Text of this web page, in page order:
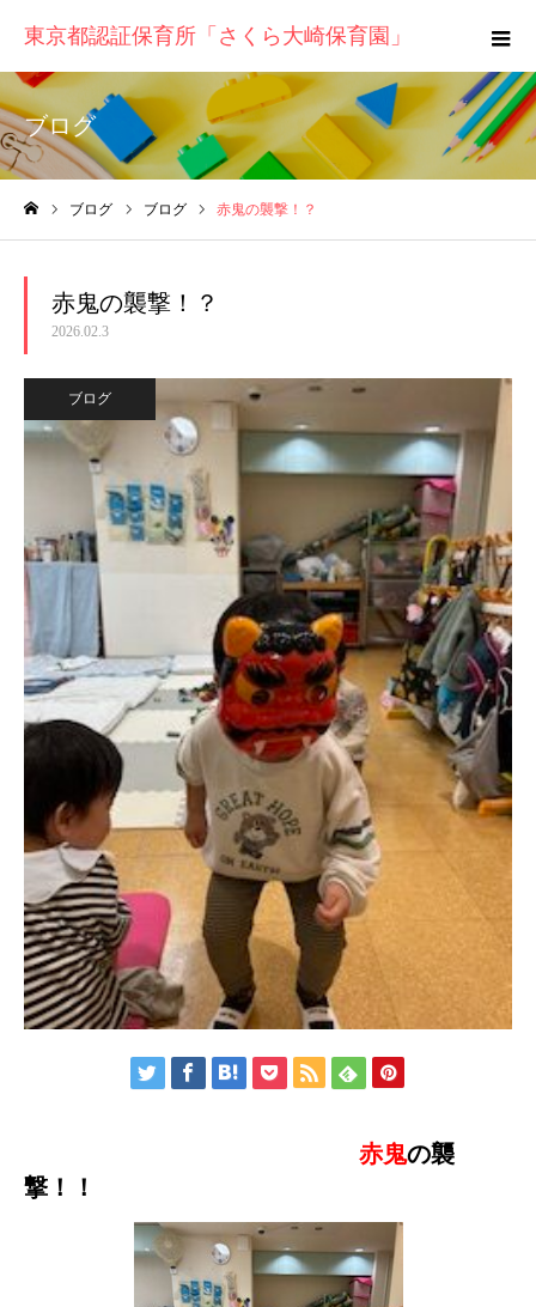
東京都認証保育所「さくら大崎保育園」
ブログ
ブログ ブログ 赤鬼の襲撃！？
赤鬼の襲撃！？
2026.02.3
ブログ
赤鬼の襲
撃！！